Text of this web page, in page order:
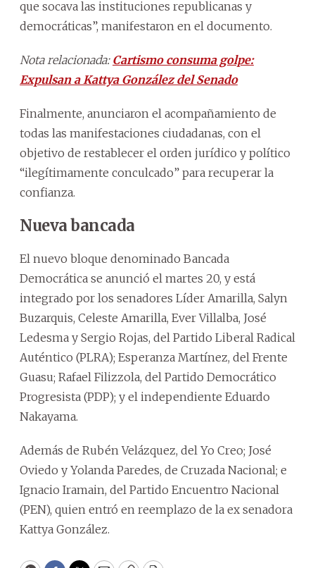
que socava las instituciones republicanas y
democráticas”, manifestaron en el documento.
Nota relacionada: Cartismo consuma golpe:
Expulsan a Kattya González del Senado
Finalmente, anunciaron el acompañamiento de
todas las manifestaciones ciudadanas, con el
objetivo de restablecer el orden jurídico y político
“ilegítimamente conculcado” para recuperar la
confianza.
Nueva bancada
El nuevo bloque denominado Bancada
Democrática se anunció el martes 20, y está
integrado por los senadores Líder Amarilla, Salyn
Buzarquis, Celeste Amarilla, Ever Villalba, José
Ledesma y Sergio Rojas, del Partido Liberal Radical
Auténtico (PLRA); Esperanza Martínez, del Frente
Guasu; Rafael Filizzola, del Partido Democrático
Progresista (PDP); y el independiente Eduardo
Nakayama.
Además de Rubén Velázquez, del Yo Creo; José
Oviedo y Yolanda Paredes, de Cruzada Nacional; e
Ignacio Iramain, del Partido Encuentro Nacional
(PEN), quien entró en reemplazo de la ex senadora
Kattya González.